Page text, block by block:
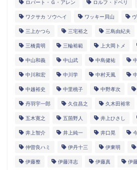
ロバート・Ｇ・アレン ロルフ・ドベリ
ワクサカ ソウヘイ ワッキー貝山
三上かつら 三宅裕之 三島由紀夫
三橋貴明 三輪裕範 上大岡トメ
中山和義 中山武 中島健祐
中川和宏 中川学 中村天風
中越裕史 中里桃子 中野孝次
丹羽宇一郎 久住昌之 久木田裕常
五木寛之 五箇野人 井上ひさし
井上智介 井上純一 井口晃
仲曽良ハミ 伊丹十三 伊東明
伊藤整 伊藤洋志 伊藤真 伊